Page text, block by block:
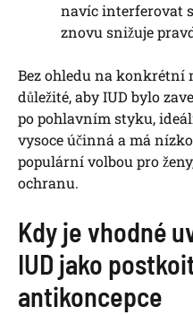
navíc interferovat
znovu snižuje
Bez ohledu na konkrétní
důležité, aby IUD bylo
po pohlavním styku,
vysoce účinná a má
populární volbou pro
ochranu.
Kdy je vhodné
IUD jako
antikoncepce